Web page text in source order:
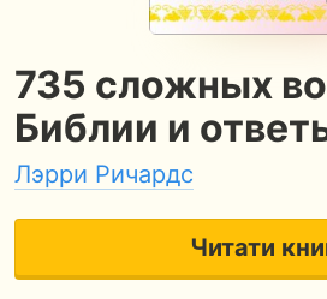
735 сложных
Библии и
Лэрри Ричардс
Читати